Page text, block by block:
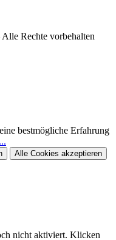
Rechte vorbehalten
bestmögliche Erfahrung
Alle Cookies akzeptieren
nicht aktiviert. Klicken